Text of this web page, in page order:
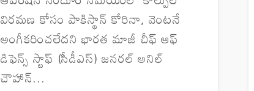
విరమణ కోసం పాకిస్థాన్ కోరినా, వెంటనే
అంగీకరించలేదని భారత మాజీ చీఫ్ ఆఫ్
డిఫెన్స్ స్టాఫ్ (సీడీఎస్) జనరల్ అనిల్
చౌహాన్...